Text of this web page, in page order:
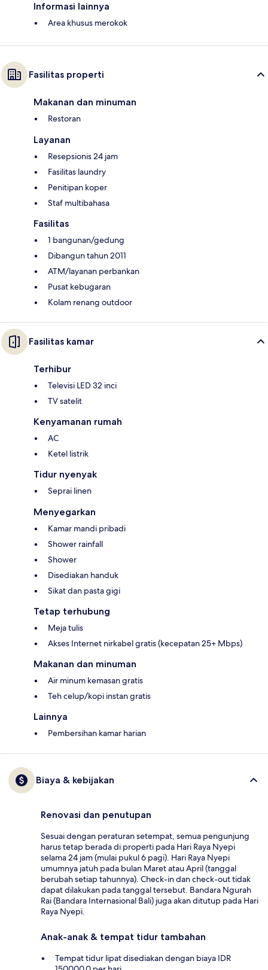
Informasi lainnya
Area khusus merokok
Fasilitas properti
Makanan dan minuman
Restoran
Layanan
Resepsionis 24 jam
Fasilitas laundry
Penitipan koper
Staf multibahasa
Fasilitas
1 bangunan/gedung
Dibangun tahun 2011
ATM/layanan perbankan
Pusat kebugaran
Kolam renang outdoor
Fasilitas kamar
Terhibur
Televisi LED 32 inci
TV satelit
Kenyamanan rumah
AC
Ketel listrik
Tidur nyenyak
Seprai linen
Menyegarkan
Kamar mandi pribadi
Shower rainfall
Shower
Disediakan handuk
Sikat dan pasta gigi
Tetap terhubung
Meja tulis
Akses Internet nirkabel gratis (kecepatan 25+ Mbps)
Makanan dan minuman
Air minum kemasan gratis
Teh celup/kopi instan gratis
Lainnya
Pembersihan kamar harian
Biaya & kebijakan
Renovasi dan penutupan
Sesuai dengan peraturan setempat, semua pengunjung
harus tetap berada di properti pada Hari Raya Nyepi
selama 24 jam (mulai pukul 6 pagi). Hari Raya Nyepi
umumnya jatuh pada bulan Maret atau April (tanggal
berubah setiap tahunnya). Check-in dan check-out tidak
dapat dilakukan pada tanggal tersebut. Bandara Ngurah
Rai (Bandara Internasional Bali) juga akan ditutup pada Hari
Raya Nyepi.
Anak-anak & tempat tidur tambahan
Tempat tidur lipat disediakan dengan biaya IDR